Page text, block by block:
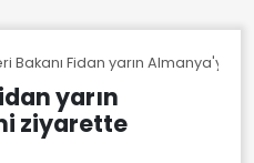
Bakanı Fidan yarın Almanya'ya
yarın
ziyarette